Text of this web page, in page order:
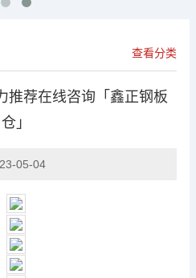
查看分类
推荐在线咨询「鑫正钢板
仓」
05-04